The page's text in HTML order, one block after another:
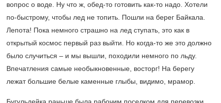
вопрос о воде. Ну что ж, обед-то готовить как-то надо. Хотели
по-быстрому, чтобы лед не топить. Пошли на берег Байкала.
Лепота! Пока немного страшно на лед ступать, это как в
открытый космос первый раз выйти. Но когда-то же это должно
было случиться – и мы вышли, походили немного по льду.
Впечатления самые необыкновенные, восторг! На берегу
лежат большие белые каменные глыбы, видимо, мрамор.